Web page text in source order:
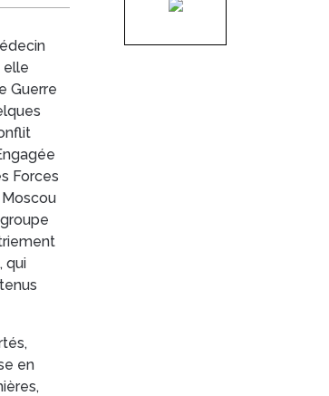
elle
Guerre
Forces
qui
en